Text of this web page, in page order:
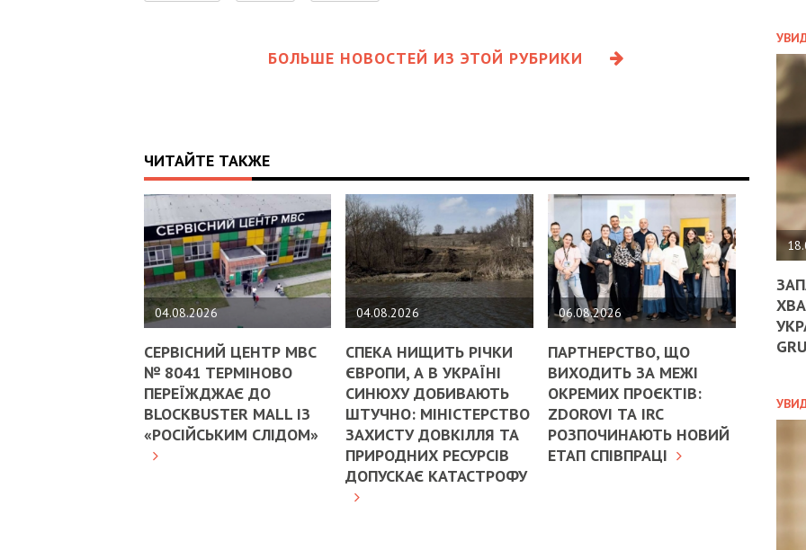
БОЛЬШЕ НОВОСТЕЙ ИЗ ЭТОЙ РУБРИКИ
ЧИТАЙТЕ ТАКЖЕ
04.08.2026
СЕРВІСНИЙ ЦЕНТР МВС
№ 8041 ТЕРМІНОВО
ПЕРЕЇЖДЖАЄ ДО
BLOCKBUSTER MALL ІЗ
«РОСІЙСЬКИМ СЛІДОМ»
04.08.2026
СПЕКА НИЩИТЬ РІЧКИ
ЄВРОПИ, А В УКРАЇНІ
СИНЮХУ ДОБИВАЮТЬ
ШТУЧНО: МІНІСТЕРСТВО
ЗАХИСТУ ДОВКІЛЛЯ ТА
ПРИРОДНИХ РЕСУРСІВ
ДОПУСКАЄ КАТАСТРОФУ
06.08.2026
ПАРТНЕРСТВО, ЩО
ВИХОДИТЬ ЗА МЕЖІ
ОКРЕМИХ ПРОЄКТІВ:
ZDOROVI ТА IRC
РОЗПОЧИНАЮТЬ НОВИЙ
ЕТАП СПІВПРАЦІ
ДО
ЄС
-